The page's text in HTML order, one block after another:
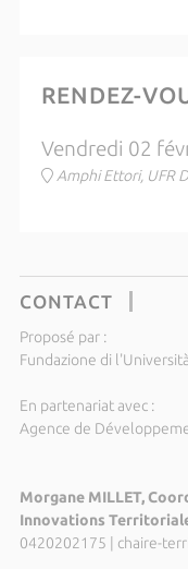
RENDEZ-
Vendredi 02
Amphi Ettori, UFR
CONTACT
Proposé par :
Fundazione di
En partenariat avec :
Agence de
Morgane MILLET,
Innovations
0420202175
chaire-